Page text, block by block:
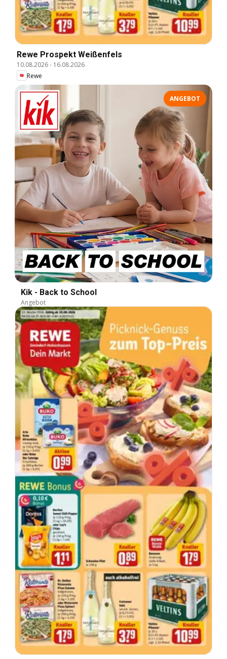
Rewe Prospekt Weißenfels
10.08.2026- 16.08.2026
Rewe
ANGEBOT
Kik - Back to School
Angebot